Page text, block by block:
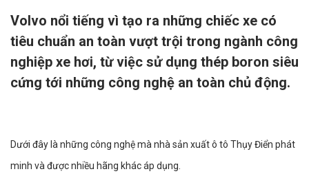
Volvo nổi tiếng vì tạo ra những chiếc xe có
tiêu chuẩn an toàn vượt trội trong ngành công
nghiệp xe hơi, từ việc sử dụng thép boron siêu
cứng tới những công nghệ an toàn chủ động.
Dưới đây là những công nghệ mà nhà sản xuất ô tô Thụy Điển phát
minh và được nhiều hãng khác áp dụng.